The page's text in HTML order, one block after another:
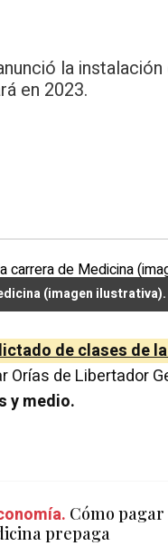
la
en 2023.
(imagen ilustrativa).
de clases de
Orías de Libertador
y medio.
Cómo
prepaga